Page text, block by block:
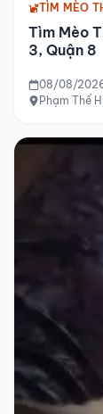
TÌM MÈO
Tìm Mèo
3, Quận 8
08/08/
Phạm Thế